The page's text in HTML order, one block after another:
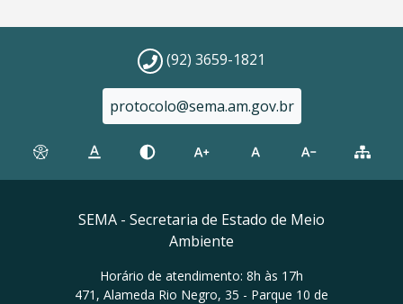
(92) 3659-1821
protocolo@sema.am.gov.br
SEMA - Secretaria de Estado de Meio
Ambiente
Horário de atendimento: 8h às 17h
471, Alameda Rio Negro, 35 - Parque 10 de